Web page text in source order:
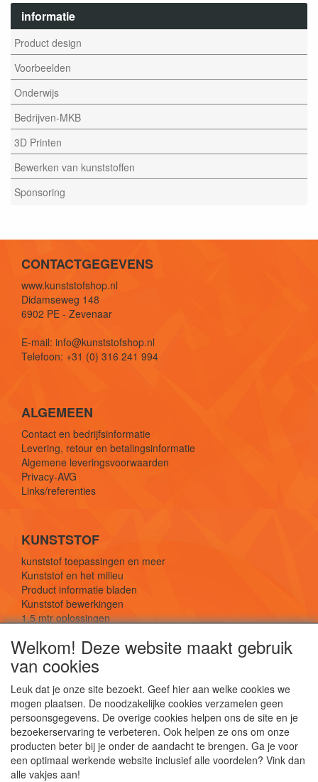
informatie
Product design
Voorbeelden
Onderwijs
Bedrijven-MKB
3D Printen
Bewerken van kunststoffen
Sponsoring
CONTACTGEGEVENS
www.kunststofshop.nl
Didamseweg 148
6902 PE - Zevenaar
E-mail: info@kunststofshop.nl
Telefoon: +31 (0) 316 241 994
ALGEMEEN
Contact en bedrijfsinformatie
Levering, retour en betalingsinformatie
Algemene leveringsvoorwaarden
Privacy-AVG
Links/referenties
KUNSTSTOF
kunststof toepassingen en meer
Kunststof en het milieu
Product informatie bladen
Kunststof bewerkingen
1,5 mtr oplossingen
SOCIALE MEDIA
De webshop voor kunststof platen, folies, buizen
Welkom! Deze website maakt gebruik
van cookies
Leuk dat je onze site bezoekt. Geef hier aan welke cookies we
mogen plaatsen. De noodzakelijke cookies verzamelen geen
persoonsgegevens. De overige cookies helpen ons de site en je
bezoekerservaring te verbeteren. Ook helpen ze ons om onze
producten beter bij je onder de aandacht te brengen. Ga je voor
een optimaal werkende website inclusief alle voordelen? Vink dan
alle vakjes aan!